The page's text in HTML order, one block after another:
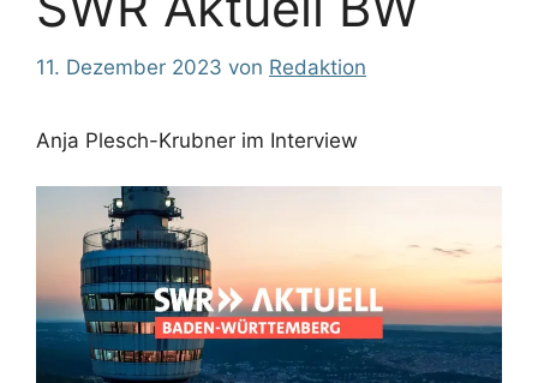
11. Dezember 2023 von Redaktion
Anja Plesch-Krubner im Interview